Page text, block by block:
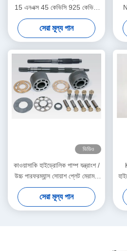
15 এনএক্স 45 কেভিসি 925 কেভিসি
930 মাল্টি আকারের পাওয়া যায়
সেরা মূল্য পান
ভিডিও
কাওয়াসাকি হাইড্রোলিক পাম্প যন্ত্রাংশ /
উচ্চ পারফরম্যান্স সোয়াশ প্লেট মেরামত
করা হচ্ছে
সেরা মূল্য পান